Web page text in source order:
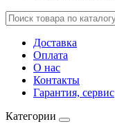
Доставка
Оплата
О нас
Контакты
Гарантия, сервис
Категории